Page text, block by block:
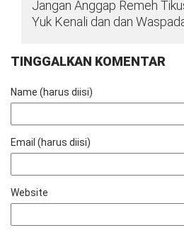
Jangan Anggap Remeh
Yuk Kenali dan dan
TINGGALKAN KOMENTAR
Name (harus diisi)
Email (harus diisi)
Website